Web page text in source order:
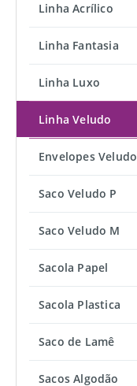
Linha Acrílico
Linha Fantasia
Linha Luxo
Linha Veludo
Envelopes Veludo
Saco Veludo P
Saco Veludo M
Sacola Papel
Sacola Plastica
Saco de Lamê
Sacos Algodão